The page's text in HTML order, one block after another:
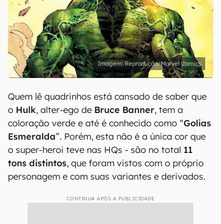
Reprodução/Marvel Comics
Quem lê quadrinhos está cansado de saber que
o Hulk, alter-ego de Bruce Banner, tem a
coloração verde e até é conhecido como “Golias
Esmeralda”. Porém, esta não é a única cor que
o super-heroi teve nas HQs - são no total 11
tons distintos, que foram vistos com o próprio
personagem e com suas variantes e derivados.
CONTINUA APÓS A PUBLICIDADE